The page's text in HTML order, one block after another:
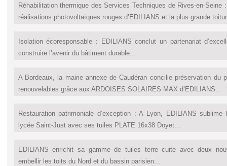
Réhabilitation thermique des Services Techniques de Rives-en-Seine
réalisations photovoltaïques rouges d’EDILIANS et la plus grande
Isolation écoresponsable : EDILIANS conclut un partenariat
construire l’avenir du bâtiment durable...
A Bordeaux, la mairie annexe de Caudéran concilie préservation du
renouvelables grâce aux ARDOISES SOLAIRES MAX d’EDILIANS...
Restauration patrimoniale d’exception : A Lyon, EDILIANS sublime
lycée Saint-Just avec ses tuiles PLATE 16x38 Doyet...
EDILIANS enrichit sa gamme de tuiles terre cuite avec deux
embellir les toits du Nord et du bassin parisien...